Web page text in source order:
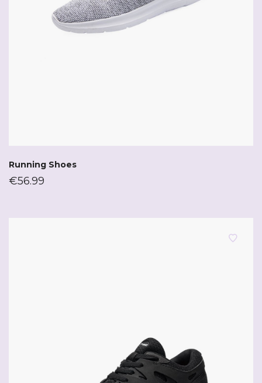
Running Shoes
€56.99